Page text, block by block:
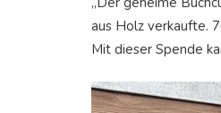
aus Holz verkaufte.
Mit dieser Spende